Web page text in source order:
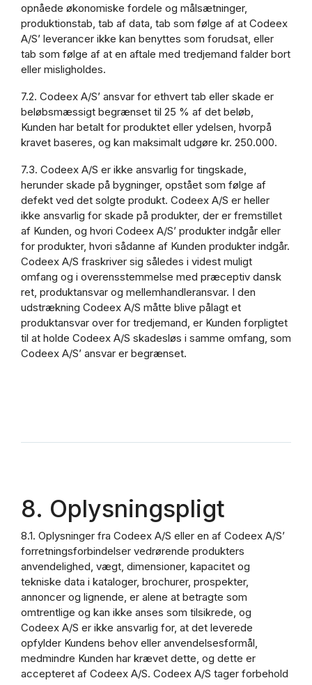
opnåede økonomiske fordele og målsætninger,
produktionstab, tab af data, tab som følge af at Codeex
A/S’ leverancer ikke kan benyttes som forudsat, eller
tab som følge af at en aftale med tredjemand falder bort
eller misligholdes.
7.2. Codeex A/S’ ansvar for ethvert tab eller skade er
beløbsmæssigt begrænset til 25 % af det beløb,
Kunden har betalt for produktet eller ydelsen, hvorpå
kravet baseres, og kan maksimalt udgøre kr. 250.000.
7.3. Codeex A/S er ikke ansvarlig for tingskade,
herunder skade på bygninger, opstået som følge af
defekt ved det solgte produkt. Codeex A/S er heller
ikke ansvarlig for skade på produkter, der er fremstillet
af Kunden, og hvori Codeex A/S’ produkter indgår eller
for produkter, hvori sådanne af Kunden produkter indgår.
Codeex A/S fraskriver sig således i videst muligt
omfang og i overensstemmelse med præceptiv dansk
ret, produktansvar og mellemhandleransvar. I den
udstrækning Codeex A/S måtte blive pålagt et
produktansvar over for tredjemand, er Kunden forpligtet
til at holde Codeex A/S skadesløs i samme omfang, som
Codeex A/S’ ansvar er begrænset.
8. Oplysningspligt
8.1. Oplysninger fra Codeex A/S eller en af Codeex A/S’
forretningsforbindelser vedrørende produkters
anvendelighed, vægt, dimensioner, kapacitet og
tekniske data i kataloger, brochurer, prospekter,
annoncer og lignende, er alene at betragte som
omtrentlige og kan ikke anses som tilsikrede, og
Codeex A/S er ikke ansvarlig for, at det leverede
opfylder Kundens behov eller anvendelsesformål,
medmindre Kunden har krævet dette, og dette er
accepteret af Codeex A/S. Codeex A/S tager forbehold